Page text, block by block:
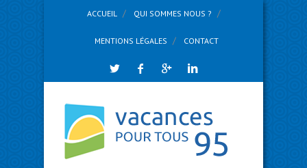
ACCUEIL QUI SOMMES NOUS ?
MENTIONS LÉGALES CONTACT